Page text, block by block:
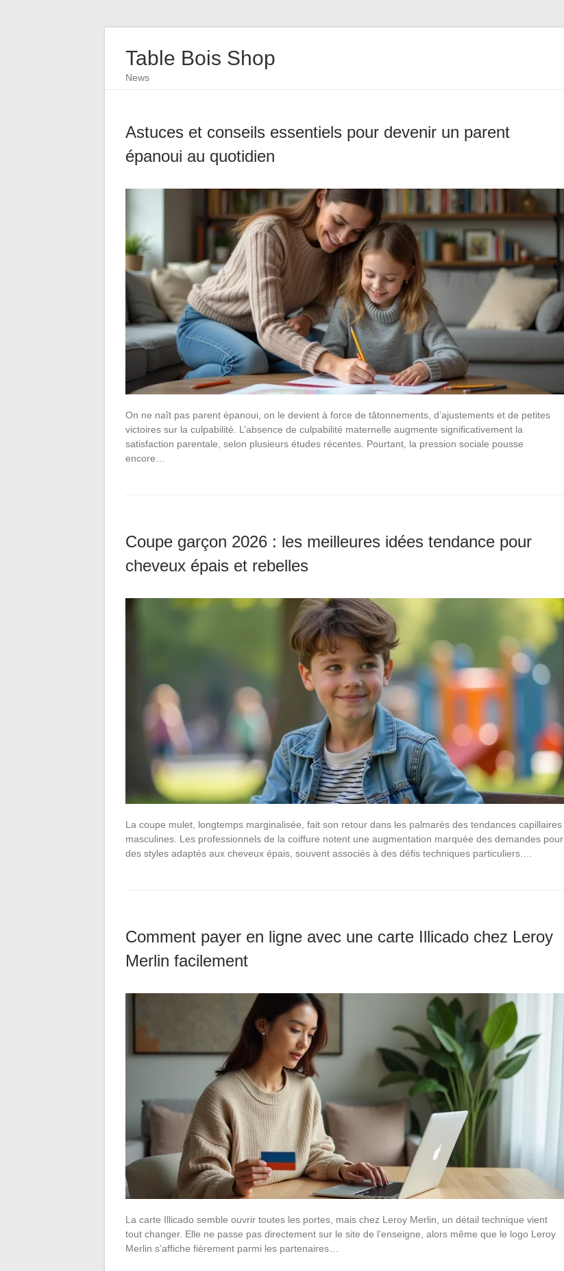
Table Bois Shop
News
Astuces et conseils essentiels pour devenir un parent
épanoui au quotidien
On ne naît pas parent épanoui, on le devient à force de tâtonnements, d’ajustements et de petites
victoires sur la culpabilité. L’absence de culpabilité maternelle augmente significativement la
satisfaction parentale, selon plusieurs études récentes. Pourtant, la pression sociale pousse
encore…
Coupe garçon 2026 : les meilleures idées tendance pour
cheveux épais et rebelles
La coupe mulet, longtemps marginalisée, fait son retour dans les palmarès des tendances capillaires
masculines. Les professionnels de la coiffure notent une augmentation marquée des demandes pour
des styles adaptés aux cheveux épais, souvent associés à des défis techniques particuliers.…
Comment payer en ligne avec une carte Illicado chez Leroy
Merlin facilement
La carte Illicado semble ouvrir toutes les portes, mais chez Leroy Merlin, un détail technique vient
tout changer. Elle ne passe pas directement sur le site de l’enseigne, alors même que le logo Leroy
Merlin s’affiche fièrement parmi les partenaires…